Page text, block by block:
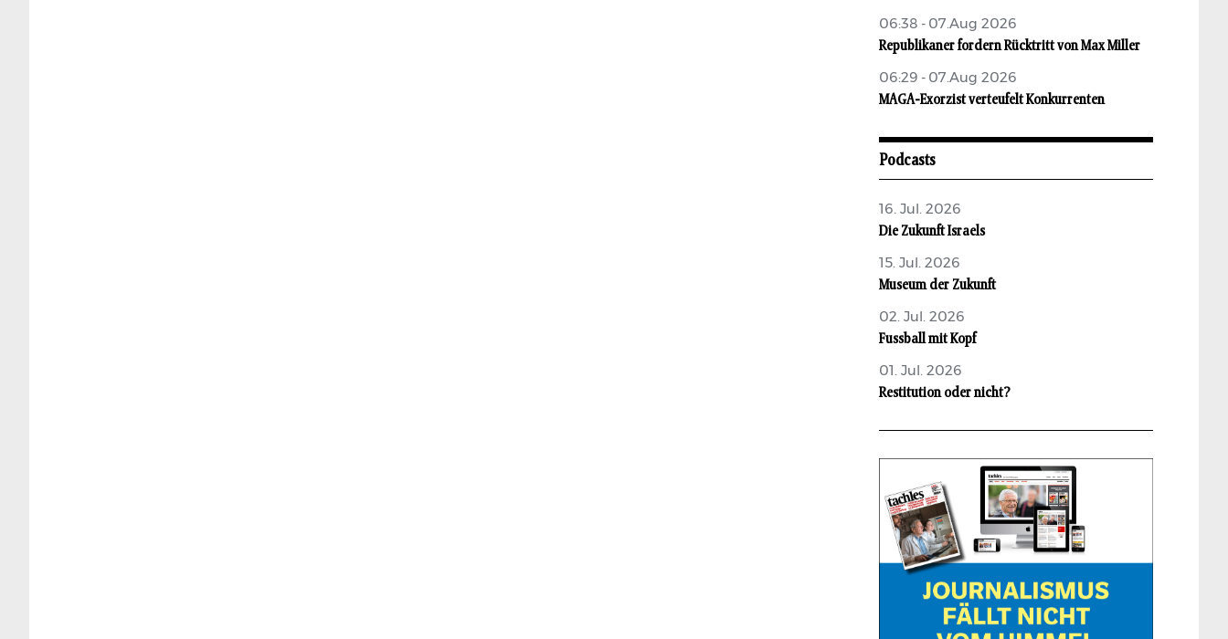
06:38 - 07.Aug 2026
Republikaner fordern Rücktritt von Max Miller
06:29 - 07.Aug 2026
MAGA-Exorzist verteufelt Konkurrenten
Podcasts
16. Jul. 2026
Die Zukunft Israels
15. Jul. 2026
Museum der Zukunft
02. Jul. 2026
Fussball mit Kopf
01. Jul. 2026
Restitution oder nicht?